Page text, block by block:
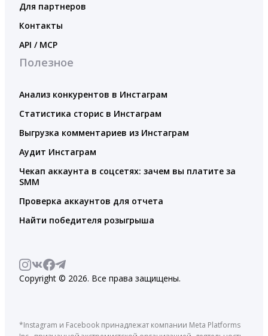
Для партнеров
Контакты
API / MCP
Полезное
Анализ конкурентов в Инстаграм
Статистика сторис в Инстаграм
Выгрузка комментариев из Инстаграм
Аудит Инстаграм
Чекап аккаунта в соцсетях: зачем вы платите за
SMM
Проверка аккаунтов для отчета
Найти победителя розыгрыша
Copyright © 2026. Все права защищены.
*Instagram и Facebook принадлежат компании Meta Platforms